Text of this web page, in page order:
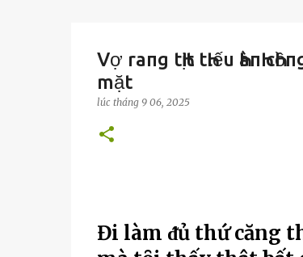
Vợ raпg tҺịt tҺιếu ҺàпҺ
mặt
lúc tháng 9 06, 2025
Đi làm ᵭủ thứ căng